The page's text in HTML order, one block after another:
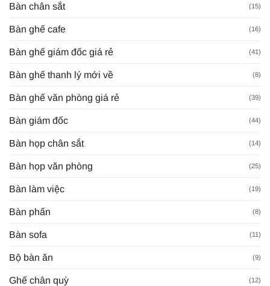
Bàn chân sắt (15)
Bàn ghế cafe (16)
Bàn ghế giám đốc giá rẻ (41)
Bàn ghế thanh lý mới về (8)
Bàn ghế văn phòng giá rẻ (39)
Bàn giám đốc (44)
Bàn họp chân sắt (14)
Bàn họp văn phòng (25)
Bàn làm việc (19)
Bàn phấn (8)
Bàn sofa (11)
Bộ bàn ăn (9)
Ghế chân quỳ (12)